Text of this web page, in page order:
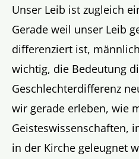
Unser Leib ist zugleich
Gerade weil unser Leib
differenziert ist,
wichtig, die Bedeutung
Geschlechterdifferenz
wir gerade erleben, wie
Geisteswissenschaften,
in der Kirche geleugnet